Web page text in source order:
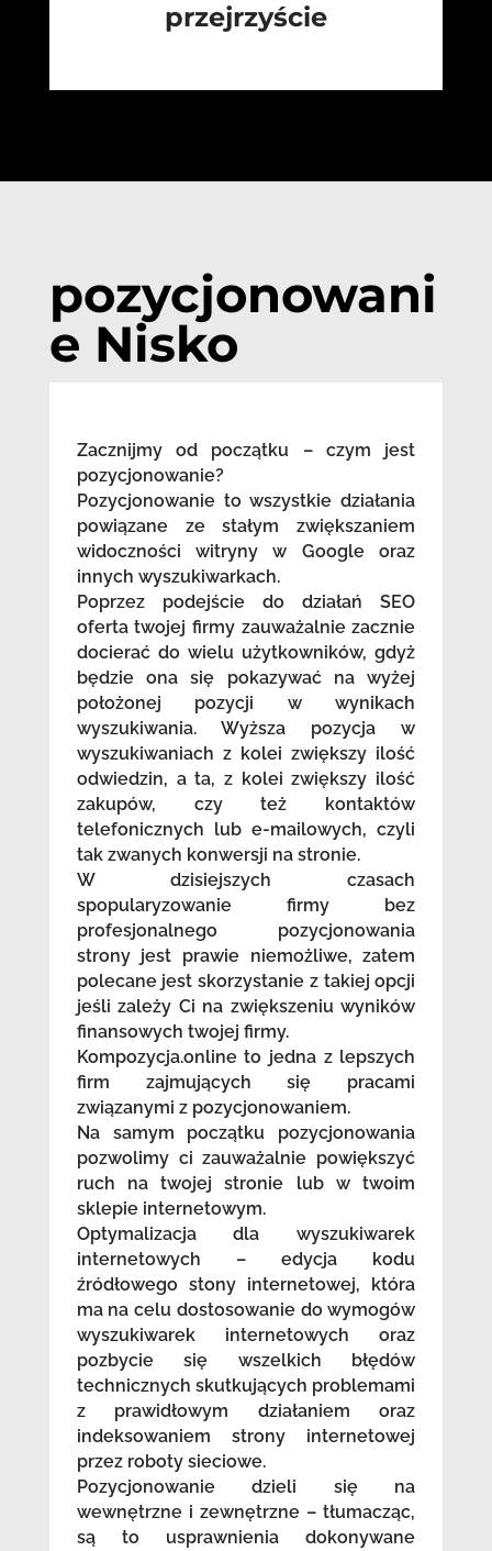
przejrzyście
pozycjonowani
e Nisko
Zacznijmy od początku – czym jest
pozycjonowanie?
Pozycjonowanie to wszystkie działania
powiązane ze stałym zwiększaniem
widoczności witryny w Google oraz
innych wyszukiwarkach.
Poprzez podejście do działań SEO
oferta twojej firmy zauważalnie zacznie
docierać do wielu użytkowników, gdyż
będzie ona się pokazywać na wyżej
położonej pozycji w wynikach
wyszukiwania. Wyższa pozycja w
wyszukiwaniach z kolei zwiększy ilość
odwiedzin, a ta, z kolei zwiększy ilość
zakupów, czy też kontaktów
telefonicznych lub e-mailowych, czyli
tak zwanych konwersji na stronie.
W dzisiejszych czasach
spopularyzowanie firmy bez
profesjonalnego pozycjonowania
strony jest prawie niemożliwe, zatem
polecane jest skorzystanie z takiej opcji
jeśli zależy Ci na zwiększeniu wyników
finansowych twojej firmy.
Kompozycja.online to jedna z lepszych
firm zajmujących się pracami
związanymi z pozycjonowaniem.
Na samym początku pozycjonowania
pozwolimy ci zauważalnie powiększyć
ruch na twojej stronie lub w twoim
sklepie internetowym.
Optymalizacja dla wyszukiwarek
internetowych – edycja kodu
źródłowego stony internetowej, która
ma na celu dostosowanie do wymogów
wyszukiwarek internetowych oraz
pozbycie się wszelkich błędów
technicznych skutkujących problemami
z prawidłowym działaniem oraz
indeksowaniem strony internetowej
przez roboty sieciowe.
Pozycjonowanie dzieli się na
wewnętrzne i zewnętrzne – tłumacząc,
są to usprawnienia dokonywane